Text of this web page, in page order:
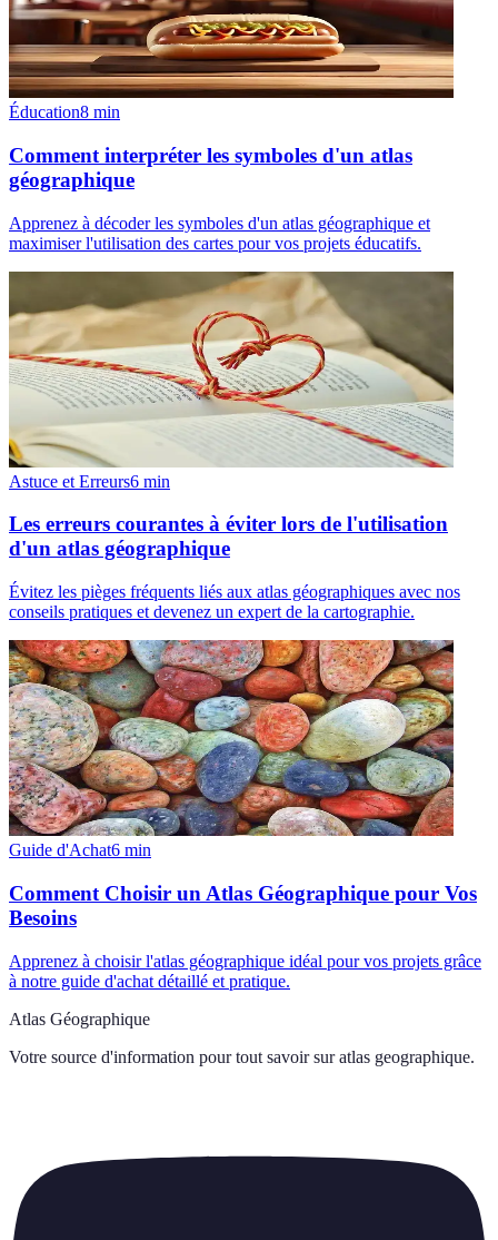
Éducation8 min
Comment interpréter les symboles d'un atlas
géographique
Apprenez à décoder les symboles d'un atlas géographique et
maximiser l'utilisation des cartes pour vos projets éducatifs.
Astuce et Erreurs6 min
Les erreurs courantes à éviter lors de l'utilisation
d'un atlas géographique
Évitez les pièges fréquents liés aux atlas géographiques avec nos
conseils pratiques et devenez un expert de la cartographie.
Guide d'Achat6 min
Comment Choisir un Atlas Géographique pour Vos
Besoins
Apprenez à choisir l'atlas géographique idéal pour vos projets grâce
à notre guide d'achat détaillé et pratique.
Atlas Géographique
Votre source d'information pour tout savoir sur atlas geographique.